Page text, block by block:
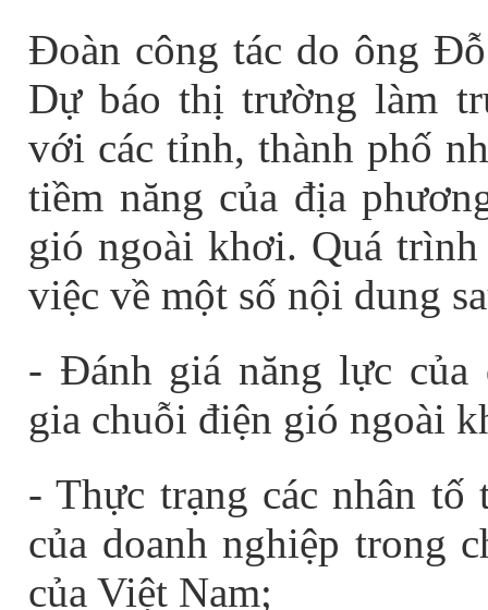
Đoàn công tác do ông
Dự báo thị trường làm
với các tỉnh, thành phố
tiềm năng của địa
gió ngoài khơi. Quá trình
việc về một số nội dung
- Đánh giá năng lực của
gia chuỗi điện gió ngoài
- Thực trạng các nhân tố
của doanh nghiệp trong
của Việt Nam;